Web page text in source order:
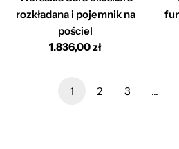
rozkładana i pojemnik na
pościel
Cena
1.836,00 zł
1 2 3 …